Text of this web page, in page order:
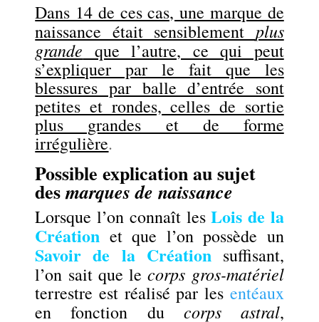
Dans 14 de ces cas, une marque de
naissance était sensiblement plus
grande que l’autre, ce qui peut
s’expliquer par le fait que les
blessures par balle d’entrée sont
petites et rondes, celles de sortie
plus grandes et de forme
irrégulière.
Possible explication au sujet
desmarques de naissance
Lorsque l’on connaît les Lois de la
Création et que l’on possède un
Savoir de la Création suffisant,
l’on sait que lecorps gros-matériel
terrestre est réalisé par les entéaux
en fonction du corps astral,